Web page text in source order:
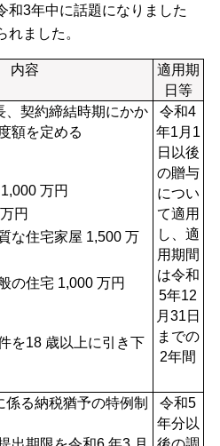
和3年中に話題になりました
ました。
内容
適用期
日等
、契約締結時期にかか
額を定める
万円
円
な住宅家屋 1,500 万
の住宅 1,000 万円
を18 歳以上に引き下
令和4
年1月1
日以後
の贈与
につい
て適用
し、適
用期間
は令和
5年12
月31日
までの
2年間
る納税猶予の特例制
令和5
年分以